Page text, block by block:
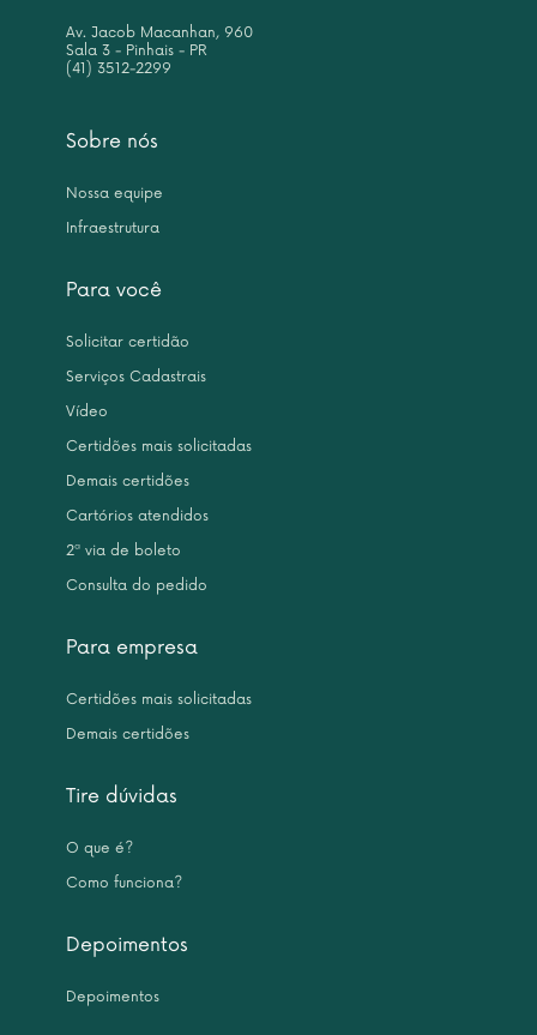
Sobre nós
Nossa equipe
Infraestrutura
Para você
Solicitar certidão
Serviços Cadastrais
Vídeo
Certidões mais solicitadas
Demais certidões
Cartórios atendidos
2ª via de boleto
Consulta do pedido
Para empresa
Certidões mais solicitadas
Demais certidões
Tire dúvidas
O que é?
Como funciona?
Depoimentos
Depoimentos
Av. Jacob Macanhan, 960
Sala 3 - Pinhais - PR
(41) 3512-2299